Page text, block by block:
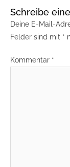
Schreibe
Deine E-Mail-
Felder sind mit *
Kommentar *